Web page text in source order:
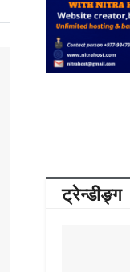
ट्रेन्डीङ्ग